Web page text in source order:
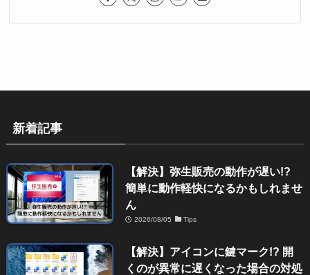
新着記事
【解決】弥生販売の動作が遅い!?
簡単に動作軽快になるかもしれませ
ん
2026/08/05 Tips
【解決】アイコンに鍵マーク!? 開
くのが異常に遅くなった場合の対処